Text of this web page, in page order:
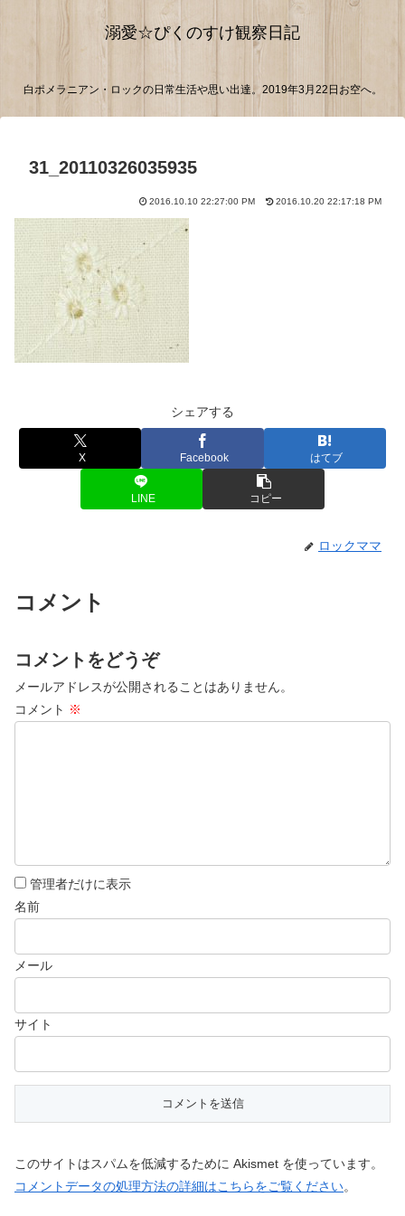
溺愛☆ぴくのすけ観察日記
白ポメラニアン・ロックの日常生活や思い出達。2019年3月22日お空へ。
31_20110326035935
2016.10.10 22:27:00 PM 2016.10.20 22:17:18 PM
シェアする
X Facebook はてブ
LINE コピー
ロックママ
コメント
コメントをどうぞ
メールアドレスが公開されることはありません。
コメント ※
管理者だけに表示
名前
メール
サイト
このサイトはスパムを低減するために Akismet を使っています。
コメントデータの処理方法の詳細はこちらをご覧ください。